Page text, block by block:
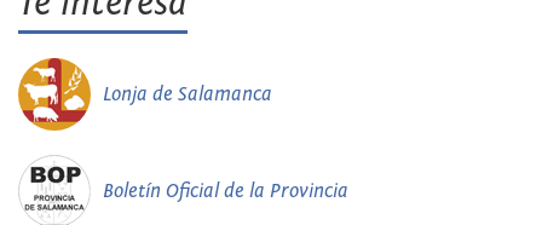
Lonja de Salamanca
Boletín Oficial de la Provincia